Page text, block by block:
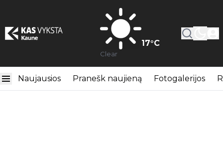
17°C
Clear
Naujausios Pranešk naujieną Fotogalerijos